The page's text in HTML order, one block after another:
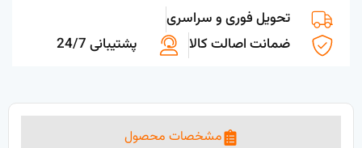
تحویل فوری و سراسری
ضمانت اصالت کالا
پشتیبانی 24/7
مشخصات محصول